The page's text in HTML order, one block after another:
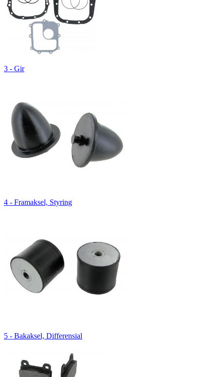
3 - Gir
4 - Framaksel, Styring
5 - Bakaksel, Differensial